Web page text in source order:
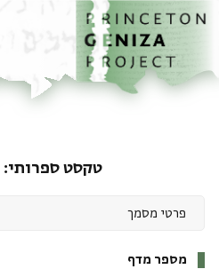
לתוכןהבית
טקסט ספרותי
מספר מדף